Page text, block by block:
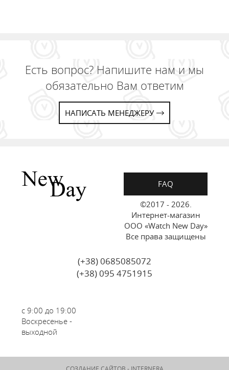
Есть вопрос? Напишите нам и мы
обязательно Вам ответим
НАПИСАТЬ МЕНЕДЖЕРУ
FAQ
©2017 - 2026.
Интернет-магазин
ООО «Watch New Day»
Все права защищены
(+38) 0685085072
(+38) 095 4751915
с 9:00 до 19:00
Воскресенье -
выходной